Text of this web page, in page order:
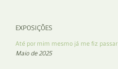
EXPOSIÇÕES
Até por mim mesmo já me fiz passar
Maio de 2025